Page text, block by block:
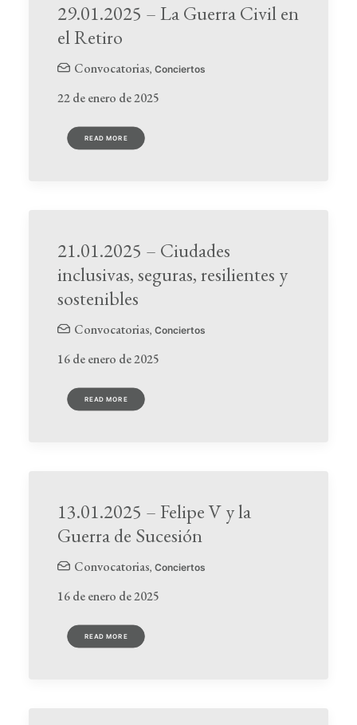
29.01.2025 – La Guerra Civil en
el Retiro
Convocatorias, Conciertos
22 de enero de 2025
READ MORE
21.01.2025 – Ciudades
inclusivas, seguras, resilientes y
sostenibles
Convocatorias, Conciertos
16 de enero de 2025
READ MORE
13.01.2025 – Felipe V y la
Guerra de Sucesión
Convocatorias, Conciertos
16 de enero de 2025
READ MORE